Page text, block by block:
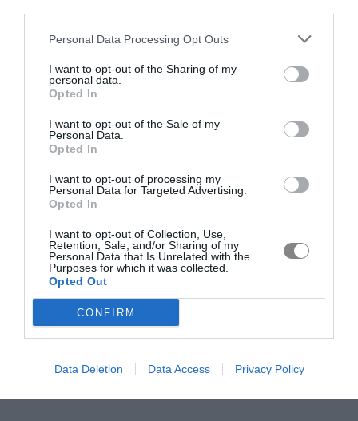
Personal Data Processing Opt Outs
I want to opt-out of the Sharing of my
personal data.
Opted In
I want to opt-out of the Sale of my
Personal Data.
Opted In
I want to opt-out of processing my
Personal Data for Targeted Advertising.
Opted In
I want to opt-out of Collection, Use,
Retention, Sale, and/or Sharing of my
Personal Data that Is Unrelated with the
Purposes for which it was collected.
Opted Out
CONFIRM
Data Deletion Data Access Privacy Policy